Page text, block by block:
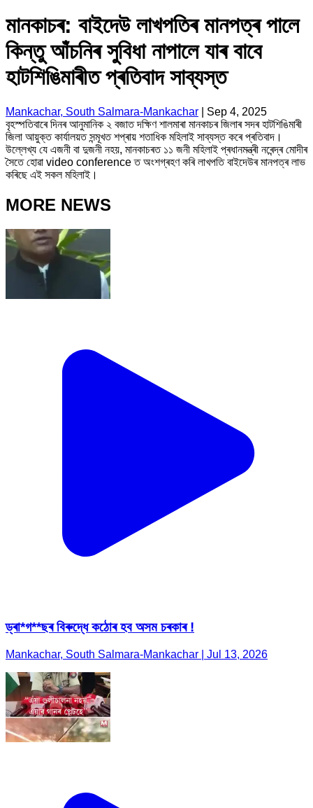
মানকাচৰ: বাইদেউ লাখপতিৰ মানপত্ৰ পালে
কিন্তু আঁচনিৰ সুবিধা নাপালে যাৰ বাবে
হাটশিঙিমাৰীত প্ৰতিবাদ সাব্যস্ত
Mankachar, South Salmara-Mankachar
Sep 4, 2025
বৃহস্পতিবাৰে দিনৰ আনুমানিক ২ বজাত দক্ষিণ শালমাৰা মানকাচৰ জিলাৰ সদৰ হাটশিঙিমাৰী
জিলা আয়ুক্ত কাৰ্যালয়ত সন্মূখত শপ্ৰায় শতাধিক মহিলাই সাব্যস্ত কৰে প্ৰতিবাদ।
উল্লেখ্য যে এজনী বা দুজনী নহয়, মানকাচৰত ১১ জনী মহিলাই প্ৰধানমন্ত্ৰী নৰেন্দ্ৰ মোদীৰ
সৈতে হোৱা video conference ত অংশগ্ৰহণ কৰি লাখপতি বাইদেউৰ মানপত্ৰ লাভ
কৰিছে এই সকল মহিলাই।
MORE NEWS
ড্ৰা*গ**ছৰ বিৰুদ্ধে কঠোৰ হব অসম চৰকাৰ !
Mankachar, South Salmara-Mankachar | Jul 13, 2026